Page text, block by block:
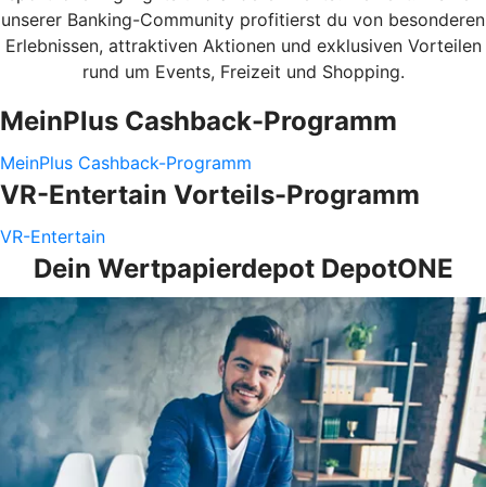
unserer Banking-Community profitierst du von besonderen
Erlebnissen, attraktiven Aktionen und exklusiven Vorteilen
rund um Events, Freizeit und Shopping.
MeinPlus Cashback-Programm
MeinPlus Cashback-Programm
VR-Entertain Vorteils-Programm
VR-Entertain
Dein Wertpapierdepot DepotONE